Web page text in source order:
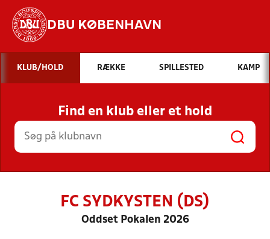
DBU KØBENHAVN
Hvad vil du søge efter?
INDHOLD OG NYHEDER
STILLINGER, RESULTATER, KLUBBER OG
HOLD
KLUB/HOLD RÆKKE SPILLESTED KAMP
Find en klub eller et hold
FC SYDKYSTEN (DS)
Oddset Pokalen 2026